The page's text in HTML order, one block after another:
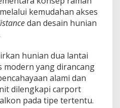
kemudahan akses
dan desain hunian
hunian dua lantai
yang dirancang
alami dan
dilengkapi carport
pada tipe tertentu.